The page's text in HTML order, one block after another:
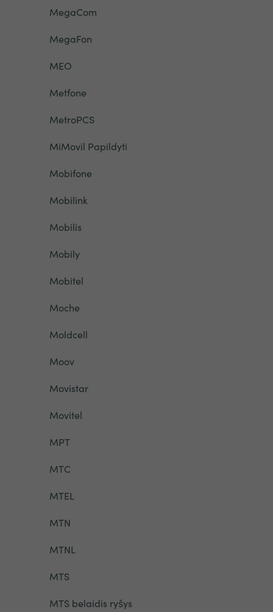
MegaCom
MegaFon
MEO
Metfone
MetroPCS
MiMovil Papildyti
Mobifone
Mobilink
Mobilis
Mobily
Mobitel
Moche
Moldcell
Moov
Movistar
Movitel
MPT
MTC
MTEL
MTN
MTNL
MTS
MTS belaidis ryšys